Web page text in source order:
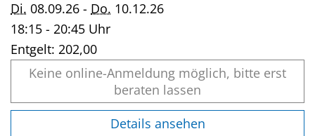
Di. 08.09.26 - Do. 10.12.26
18:15 - 20:45 Uhr
Entgelt: 202,00
Keine online-Anmeldung möglich, bitte erst
beraten lassen
Details ansehen